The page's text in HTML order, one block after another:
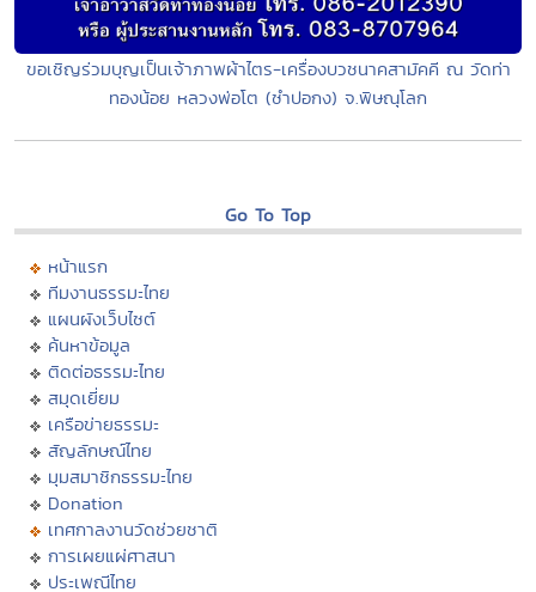
ขอเชิญร่วมบุญเป็นเจ้าภาพผ้าไตร-เครื่องบวชนาคสามัคคี ณ วัดท่า
ทองน้อย หลวงพ่อโต (ซำปอกง) จ.พิษณุโลก
Go To Top
หน้าแรก
ทีมงานธรรมะไทย
แผนผังเว็บไซต์
ค้นหาข้อมูล
ติดต่อธรรมะไทย
สมุดเยี่ยม
เครือข่ายธรรมะ
สัญลักษณ์ไทย
มุมสมาชิกธรรมะไทย
Donation
เทศกาลงานวัดช่วยชาติ
การเผยแผ่ศาสนา
ประเพณีไทย